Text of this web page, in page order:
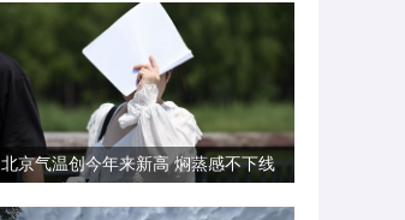
北京气温创今年来新高 焖蒸感不下线